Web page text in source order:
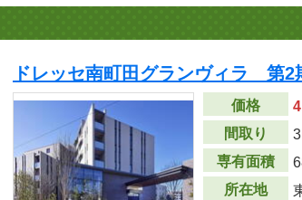
ドレッセ南町田グランヴィラ 第2
価格
間取り
専有面積
所在地